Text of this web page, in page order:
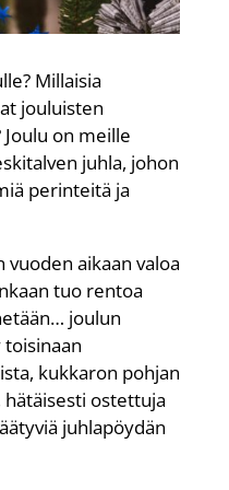
Millaisia
jouluisten
on meille
juhla, johon
perinteitä ja
vuoden aikaan valoa
tuo rentoa
joulun
kukkaron pohjan
hätäisesti ostettuja
juhlapöydän